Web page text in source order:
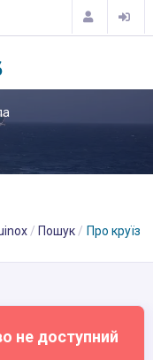
Пошук Про круїз
не доступний